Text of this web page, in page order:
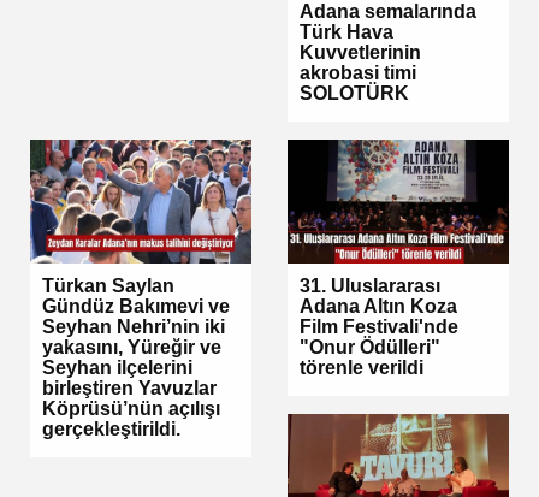
Adana semalarında
Türk Hava
Kuvvetlerinin
akrobasi timi
SOLOTÜRK
Türkan Saylan
Gündüz Bakımevi ve
Seyhan Nehri’nin iki
yakasını, Yüreğir ve
Seyhan ilçelerini
birleştiren Yavuzlar
Köprüsü’nün açılışı
gerçekleştirildi.
31. Uluslararası
Adana Altın Koza
Film Festivali'nde
"Onur Ödülleri"
törenle verildi